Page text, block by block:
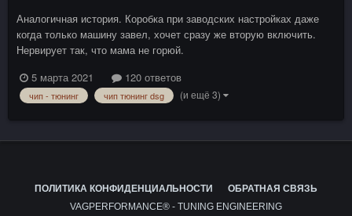
Аналогичная история. Коробка при заводских настройках даже
когда только машину завел, хочет сразу же вторую включить.
Нервирует так, что мама не горюй.
5 марта 2021
120 ответов
чип - тюнинг чип тюнинг dsg (и ещё 3)
ПОЛИТИКА КОНФИДЕНЦИАЛЬНОСТИ
ОБРАТНАЯ СВЯЗЬ
VAGPERFORMANCE® - TUNING ENGINEERING